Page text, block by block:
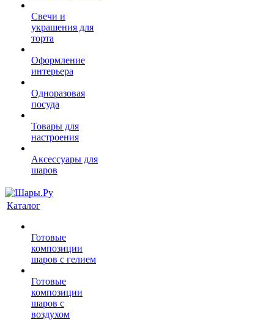
Свечи и
украшения для
торта
Оформление
интерьера
Одноразовая
посуда
Товары для
настроения
Аксессуары для
шаров
Каталог
Готовые
композиции
шаров с гелием
Готовые
композиции
шаров с
воздухом